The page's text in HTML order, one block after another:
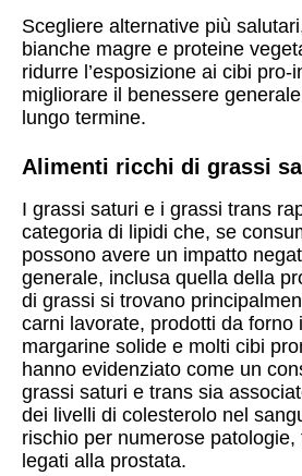
Scegliere alternative più
bianche magre e proteine
ridurre l’esposizione ai cibi pro-
migliorare il benessere
lungo termine.
Alimenti ricchi di grassi
I grassi saturi e i grassi trans
categoria di lipidi che, se
possono avere un impatto
generale, inclusa quella della
di grassi si trovano
carni lavorate, prodotti da forno
margarine solide e molti cibi
hanno evidenziato come un
grassi saturi e trans sia
dei livelli di colesterolo nel
rischio per numerose patologie,
legati alla prostata.